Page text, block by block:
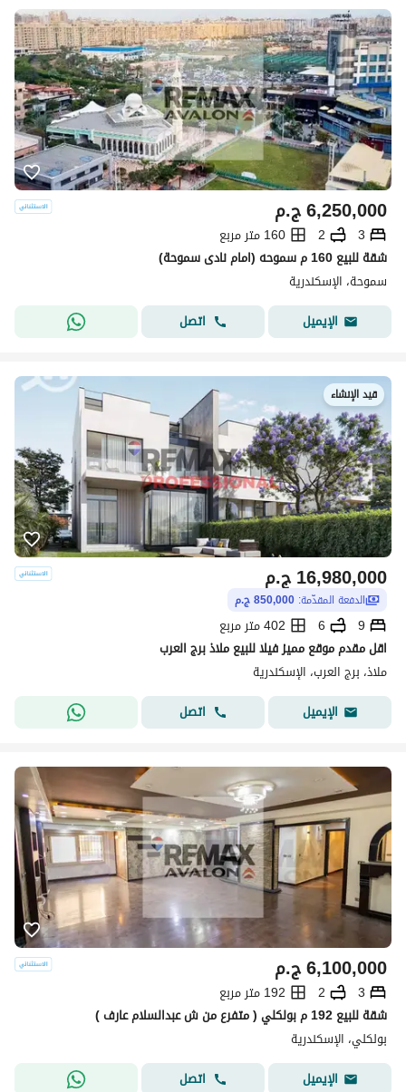
ج.م6,250,000
3
2
160 متر مربع
شقة للبيع 160 م سموحه (امام نادى سموحة)
سموحة، الإسكندرية
الإيميل
اتصل
قيد الإنشاء
ج.م16,980,000
الدفعة المقدّمة: 850,000 ج.م
9
6
402 متر مربع
اقل مقدم موقع مميز فيلا للبيع ملاذ برج العرب
ملاذ، برج العرب، الإسكندرية
الإيميل
اتصل
ج.م6,100,000
3
2
192 متر مربع
شقة للبيع 192 م بولكلي ( متفرع من ش عبدالسلام عارف )
بولكلي، الإسكندرية
الإيميل
اتصل